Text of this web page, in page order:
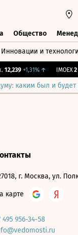
Общество
Инновации и
12,239 +1,31%↑ IMOEX 2
каким был и
г. Москва, ул.
карте
495 956-34-58